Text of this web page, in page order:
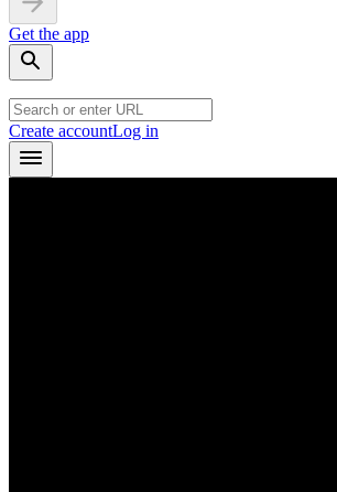
Get the app
Create accountLog in